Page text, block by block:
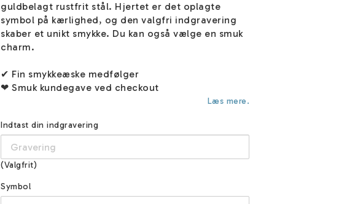
guldbelagt rustfrit stål. Hjertet er det oplagte
symbol på kærlighed, og den valgfri indgravering
skaber et unikt smykke. Du kan også vælge en smuk
charm.
✔ Fin smykkeæske medfølger
❤ Smuk kundegave ved checkout
Læs mere.
Indtast din indgravering
(Valgfrit)
Symbol